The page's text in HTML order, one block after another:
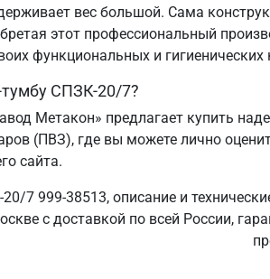
вес большой. Сама
этот профессиональный
функциональных и гигиенических
тумбу СПЗК-20/7?
Метакон» предлагает купить
(ПВЗ), где вы можете лично
сайта.
7 999-38513, описание и
с доставкой по всей России,